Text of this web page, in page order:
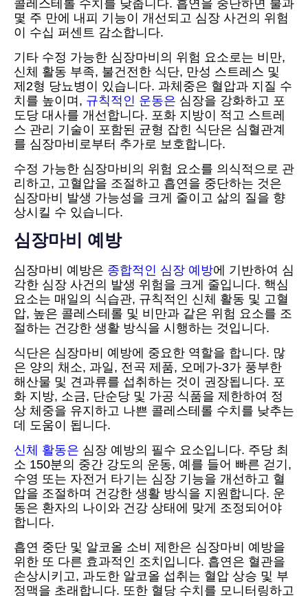
콜레스테롤 수치를 낮춥니다. 흡연을 중단하면 불과
몇 주 만에 내피 기능이 개선되고 심장 사건의 위험
이 수십 퍼센트 감소합니다.
기타 수정 가능한 심장마비의 위험 요소로는 비만,
신체 활동 부족, 불건전한 식단, 만성 스트레스 및
제2형 당뇨병이 있습니다. 과체중은 혈압과 지질 수
치를 높이며, 규칙적인 운동은 심장을 강화하고 포
도당 대사를 개선합니다. 포화 지방이 적고 스트레
스 관리 기술이 포함된 균형 잡힌 식단은 심혈관계
를 심장마비로부터 추가로 보호합니다.
수정 가능한 심장마비의 위험 요소를 의식적으로 관
리하고, 고혈압을 조절하고 흡연을 중단하는 것은
심장마비 발생 가능성을 크게 줄이고 삶의 질을 향
상시킬 수 있습니다.
심장마비 예방
심장마비 예방은 종합적인 심장 예방에 기반하여 심
각한 심장 사건의 발생 위험을 크게 줄입니다. 핵심
요소는 매일의 식습관, 규칙적인 신체 활동 및 고혈
압, 높은 콜레스테롤 및 비만과 같은 위험 요소를 조
절하는 건강한 생활 방식을 시행하는 것입니다.
식단은 심장마비 예방에 중요한 역할을 합니다. 많
은 양의 채소, 과일, 전곡 제품, 오메가-3가 풍부한
해산물 및 견과류를 섭취하는 것이 권장됩니다. 포
화 지방, 소금, 단순당 및 가공 식품을 제한하여 정
상 체중을 유지하고 나쁜 콜레스테롤 수치를 낮추는
데 도움이 됩니다.
신체 활동은 심장 예방의 필수 요소입니다. 주당 최
소 150분의 중간 강도의 운동, 예를 들어 빠른 걷기,
수영 또는 자전거 타기는 심장 기능을 개선하고 혈
압을 조절하며 건강한 생활 방식을 지원합니다. 운
동은 환자의 나이와 건강 상태에 맞게 조정되어야
합니다.
흡연 중단 및 알코올 소비 제한은 심장마비 예방을
위한 또 다른 효과적인 조치입니다. 흡연은 혈관을
손상시키고, 과도한 알코올 섭취는 혈압 상승 및 부
정맥을 초래합니다. 또한 혈당 수치를 모니터링하고